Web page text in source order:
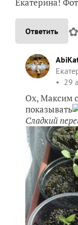
Ответить ✿
29
Ох, Максим
показывать
Сладкий